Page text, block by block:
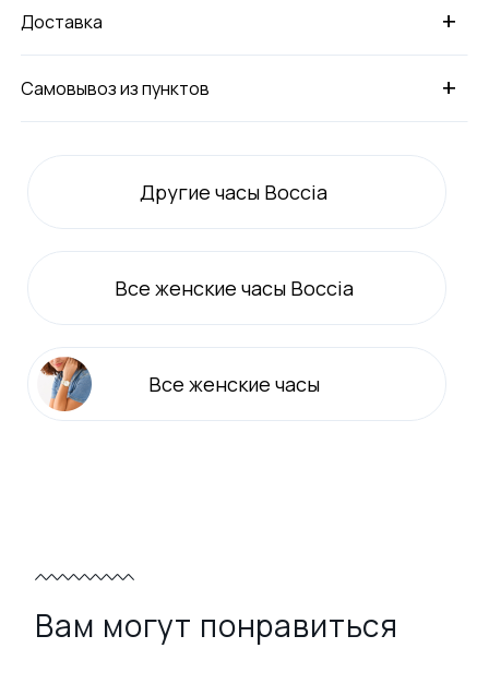
+
Доставка
+
Самовывоз из пунктов
Другие часы Boccia
Все женские часы Boccia
Все женские часы
Вам могут понравиться